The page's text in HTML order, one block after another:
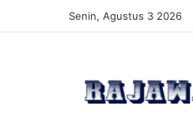
Senin, Agustus 3 2026